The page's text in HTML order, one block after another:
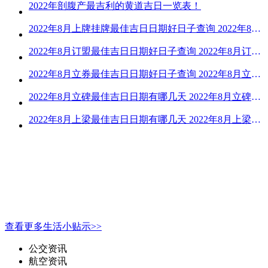
2022年剖腹产最吉利的黄道吉日一览表！
2022年8月上牌挂牌最佳吉日日期好日子查询 2022年8月上牌吉日精选
2022年8月订盟最佳吉日日期好日子查询 2022年8月订盟黄道吉日一览
2022年8月立券最佳吉日日期好日子查询 2022年8月立券的黄道吉日一览
2022年8月立碑最佳吉日日期有哪几天 2022年8月立碑吉日查询
2022年8月上梁最佳吉日日期有哪几天 2022年8月上梁的黄道吉日
查看更多生活小贴示>>
公交资讯
航空资讯